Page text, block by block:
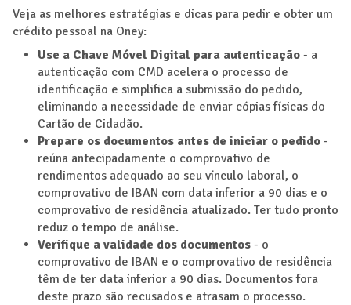
Veja as melhores estratégias e dicas para pedir e obter um
crédito pessoal na Oney:
Use a Chave Móvel Digital para autenticação - a
autenticação com CMD acelera o processo de
identificação e simplifica a submissão do pedido,
eliminando a necessidade de enviar cópias físicas do
Cartão de Cidadão.
Prepare os documentos antes de iniciar o pedido -
reúna antecipadamente o comprovativo de
rendimentos adequado ao seu vínculo laboral, o
comprovativo de IBAN com data inferior a 90 dias e o
comprovativo de residência atualizado. Ter tudo pronto
reduz o tempo de análise.
Verifique a validade dos documentos - o
comprovativo de IBAN e o comprovativo de residência
têm de ter data inferior a 90 dias. Documentos fora
deste prazo são recusados e atrasam o processo.